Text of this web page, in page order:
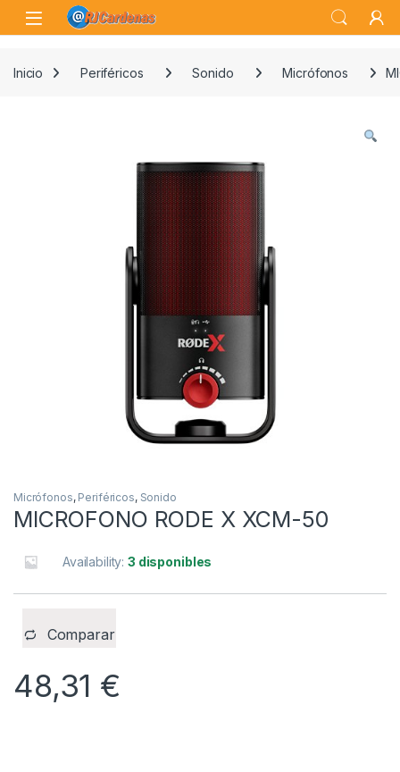
Skip to navigation
Skip to content
Open
Inicio Periféricos Sonido Micrófonos
Micrófonos, Periféricos, Sonido
MICROFONO RODE X XCM-50
Availability:3 disponibles
Comparar
48,31 €